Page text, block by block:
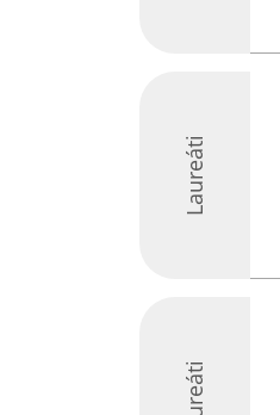
Laureáti